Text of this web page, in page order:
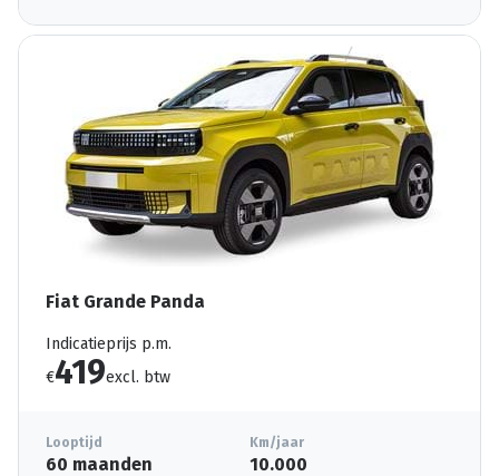
Fiat Grande Panda
Indicatieprijs p.m.
€419excl. btw
Looptijd
60 maanden
Km/jaar
10.000